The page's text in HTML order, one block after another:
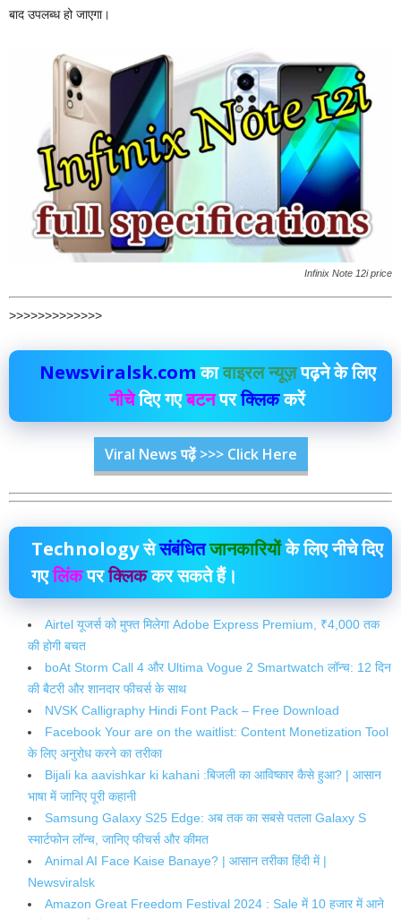
बाद उपलब्ध हो जाएगा।
Infinix Note 12i price
>>>>>>>>>>>>>
Newsviralsk.comकावाइरल न्यूज़पढ़ने के लिए
नीचेदिए गएबटनपरक्लिककरें
Viral News पढ़ें >>> Click Here
Technologyसेसंबंधितजानकारियोंके लिए नीचे दिए
गएलिंकपरक्लिककर सकते हैं।
Airtel यूजर्स को मुफ्त मिलेगा Adobe Express Premium, ₹4,000 तक
की होगी बचत
boAt Storm Call 4 और Ultima Vogue 2 Smartwatch लॉन्च: 12 दिन
की बैटरी और शानदार फीचर्स के साथ
NVSK Calligraphy Hindi Font Pack – Free Download
Facebook Your are on the waitlist: Content Monetization Tool
के लिए अनुरोध करने का तरीका
Bijali ka aavishkar ki kahani :बिजली का आविष्कार कैसे हुआ? | आसान
भाषा में जानिए पूरी कहानी
Samsung Galaxy S25 Edge: अब तक का सबसे पतला Galaxy S
स्मार्टफोन लॉन्च, जानिए फीचर्स और कीमत
Animal AI Face Kaise Banaye? | आसान तरीका हिंदी में |
Newsviralsk
Amazon Great Freedom Festival 2024 : Sale में 10 हजार में आने